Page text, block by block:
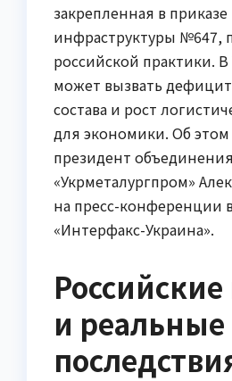
закрепленная в
инфраструктуры №647,
российской практики.
может вызвать
состава и рост
для экономики. Об этом
президент
«Укрметалургпром»
на пресс-конференции
«Интерфакс-Украина».
и реальные